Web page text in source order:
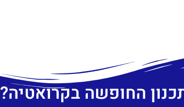
החופשה בקרואטיה?